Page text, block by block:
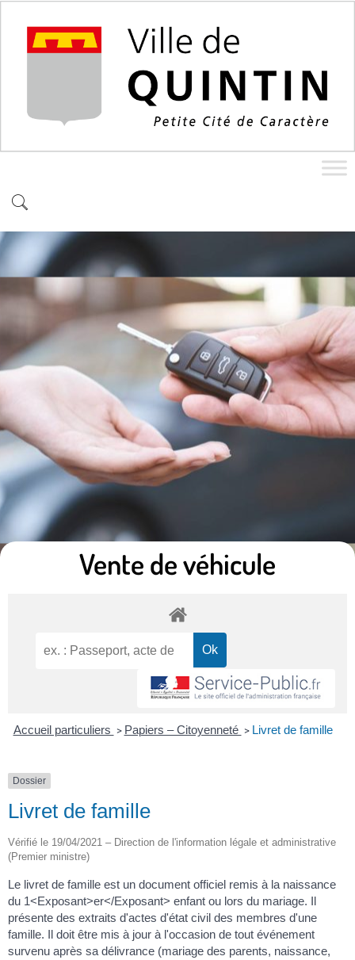
Vente de véhicule
Accueil particuliers > Papiers – Citoyenneté > Livret de famille
Dossier
Livret de famille
Vérifié le 19/04/2021 – Direction de l'information légale et administrative
(Premier ministre)
Le livret de famille est un document officiel remis à la naissance
du 1<Exposant>er</Exposant> enfant ou lors du mariage. Il
présente des extraits d'actes d'état civil des membres d'une
famille. Il doit être mis à jour à l'occasion de tout événement
survenu après sa délivrance (mariage des parents, naissance,